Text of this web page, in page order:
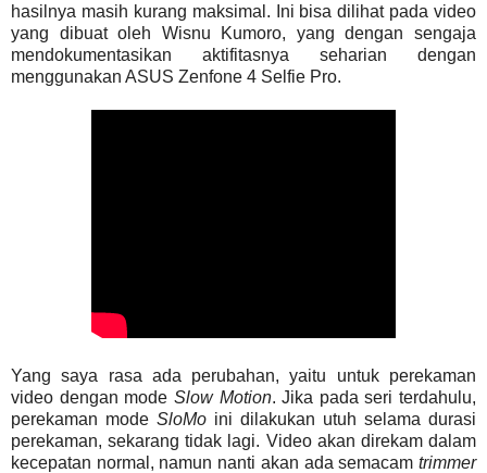
hasilnya masih kurang maksimal. Ini bisa dilihat pada video
yang dibuat oleh Wisnu Kumoro, yang dengan sengaja
mendokumentasikan aktifitasnya seharian dengan
menggunakan ASUS Zenfone 4 Selfie Pro.
Yang saya rasa ada perubahan, yaitu untuk perekaman
video dengan mode Slow Motion. Jika pada seri terdahulu,
perekaman mode SloMo ini dilakukan utuh selama durasi
perekaman, sekarang tidak lagi. Video akan direkam dalam
kecepatan normal, namun nanti akan ada semacam trimmer